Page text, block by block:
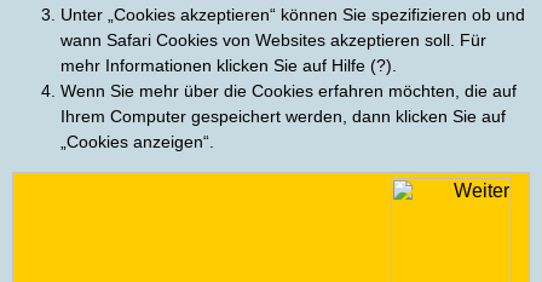
Unter „Cookies akzeptieren“ können Sie spezifizieren ob und
wann Safari Cookies von Websites akzeptieren soll. Für
mehr Informationen klicken Sie auf Hilfe (?).
Wenn Sie mehr über die Cookies erfahren möchten, die auf
Ihrem Computer gespeichert werden, dann klicken Sie auf
„Cookies anzeigen“.